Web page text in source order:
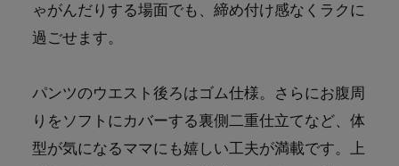
ゃがんだりする場面でも、締め付け感なくラクに
過ごせます。
パンツのウエスト後ろはゴム仕様。さらにお腹周
りをソフトにカバーする裏側二重仕立てなど、体
型が気になるママにも嬉しい工夫が満載です。上